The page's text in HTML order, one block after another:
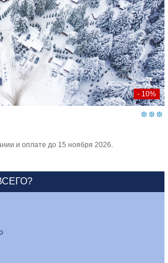
- 10%
и оплате до 15 ноября 2026.